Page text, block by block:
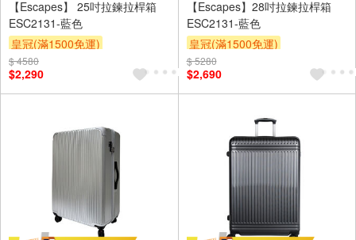
【Escapes】 25吋拉鍊拉桿箱
ESC2131-藍色
皇冠(滿1500免運)
$ 4580
$2,290
【Escapes】28吋拉鍊拉桿箱
ESC2131-藍色
皇冠(滿1500免運)
$ 5280
$2,690